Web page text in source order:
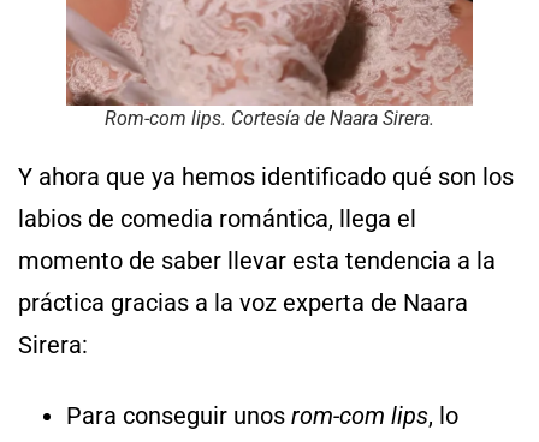
Rom-com lips. Cortesía de Naara Sirera.
Y ahora que ya hemos identificado qué son los
labios de comedia romántica, llega el
momento de saber llevar esta tendencia a la
práctica gracias a la voz experta de Naara
Sirera:
Para conseguir unos rom-com lips, lo